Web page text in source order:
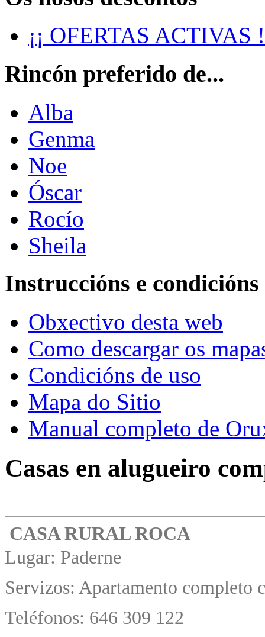
¡¡ OFERTAS ACTIVAS
Rincón preferido de...
Alba
Genma
Noe
Óscar
Rocío
Sheila
Instruccións e condicións
Obxectivo desta web
Como descargar os
Condicións de uso
Mapa do Sitio
Manual completo de
Casas en alugueiro
CASA RURAL ROCA
Lugar: Paderne
Servizos: Apartamento completo
Teléfonos: 646 309 122